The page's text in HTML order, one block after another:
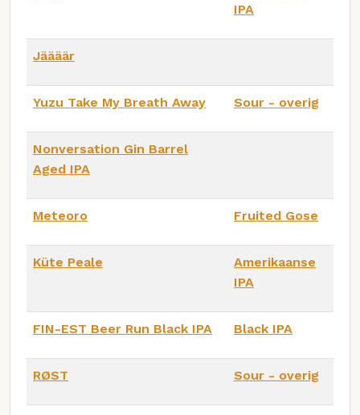
IPA
Jäääär
Yuzu Take My Breath Away Sour - overig
Nonversation Gin Barrel
Aged IPA
Meteoro Fruited Gose
Küte Peale
Amerikaanse
IPA
FIN-EST Beer Run Black IPA Black IPA
RØST Sour - overig